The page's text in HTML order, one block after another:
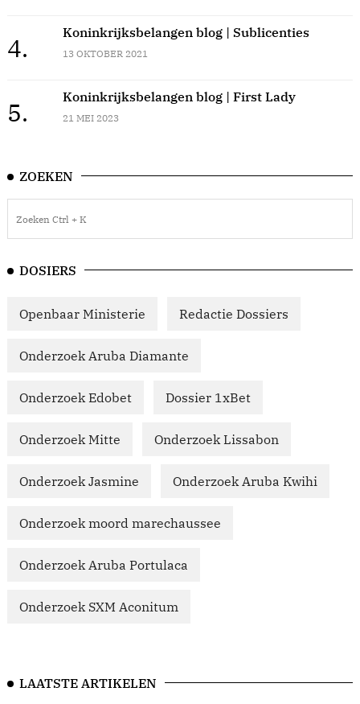
4.
Koninkrijksbelangen blog | Sublicenties
13 OKTOBER 2021
5.
Koninkrijksbelangen blog | First Lady
21 MEI 2023
ZOEKEN
DOSIERS
Openbaar Ministerie Redactie Dossiers
Onderzoek Aruba Diamante
Onderzoek Edobet Dossier 1xBet
Onderzoek Mitte Onderzoek Lissabon
Onderzoek Jasmine Onderzoek Aruba Kwihi
Onderzoek moord marechaussee
Onderzoek Aruba Portulaca
Onderzoek SXM Aconitum
LAATSTE ARTIKELEN